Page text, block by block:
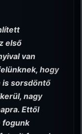
első
van
hogy
is sorsdöntő
nagy
Ettől
fogunk